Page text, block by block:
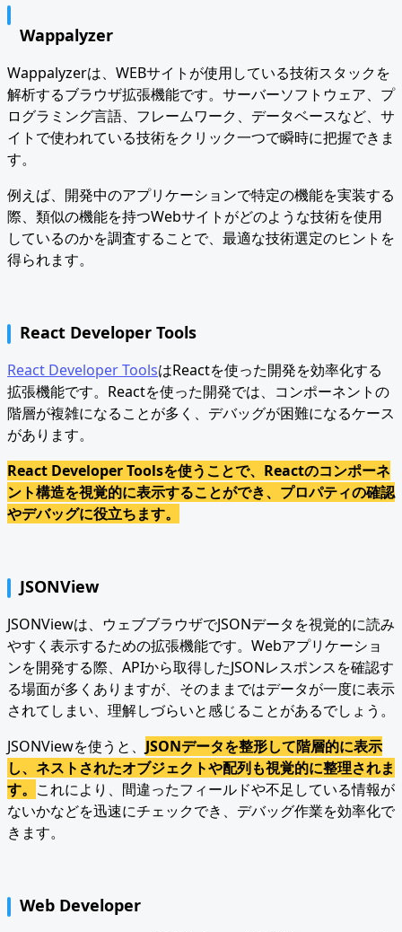
Wappalyzer
Wappalyzerは、WEBサイトが使用している技術スタックを
解析するブラウザ拡張機能です。サーバーソフトウェア、プ
ログラミング言語、フレームワーク、データベースなど、サ
イトで使われている技術をクリック一つで瞬時に把握できま
す。
例えば、開発中のアプリケーションで特定の機能を実装する
際、類似の機能を持つWebサイトがどのような技術を使用
しているのかを調査することで、最適な技術選定のヒントを
得られます。
React Developer Tools
React Developer ToolsはReactを使った開発を効率化する
拡張機能です。Reactを使った開発では、コンポーネントの
階層が複雑になることが多く、デバッグが困難になるケース
があります。
React Developer Toolsを使うことで、Reactのコンポーネ
ント構造を視覚的に表示することができ、プロパティの確認
やデバッグに役立ちます。
JSONView
JSONViewは、ウェブブラウザでJSONデータを視覚的に読み
やすく表示するための拡張機能です。Webアプリケーショ
ンを開発する際、APIから取得したJSONレスポンスを確認す
る場面が多くありますが、そのままではデータが一度に表示
されてしまい、理解しづらいと感じることがあるでしょう。
JSONViewを使うと、 JSONデータを整形して階層的に表示
し、ネストされたオブジェクトや配列も視覚的に整理されま
す。 これにより、間違ったフィールドや不足している情報が
ないかなどを迅速にチェックでき、デバッグ作業を効率化で
きます。
Web Developer